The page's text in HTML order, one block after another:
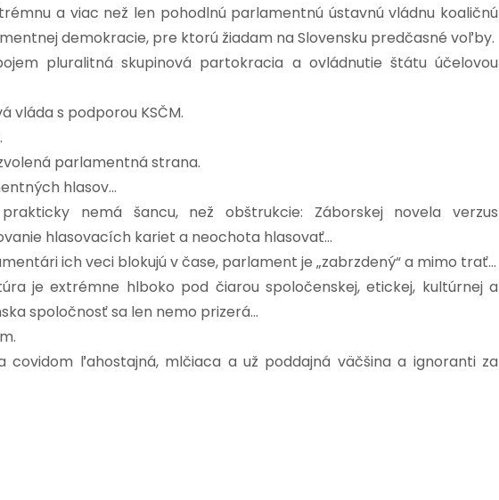
a viac než len pohodlnú parlamentnú ústavnú vládnu koaličnú
demokracie, pre ktorú žiadam na Slovensku predčasné voľby.
pluralitná skupinová partokracia a ovládnutie štátu účelovou
vláda s podporou KSČM.
parlamentná strana.
hlasov…
nemá šancu, než obštrukcie: Záborskej novela verzus
hlasovacích kariet a neochota hlasovať…
ich veci blokujú v čase, parlament je „zabrzdený“ a mimo trať…
je extrémne hlboko pod čiarou spoločenskej, etickej, kultúrnej a
spoločnosť sa len nemo prizerá…
covidom ľahostajná, mlčiaca a už poddajná väčšina a ignoranti za